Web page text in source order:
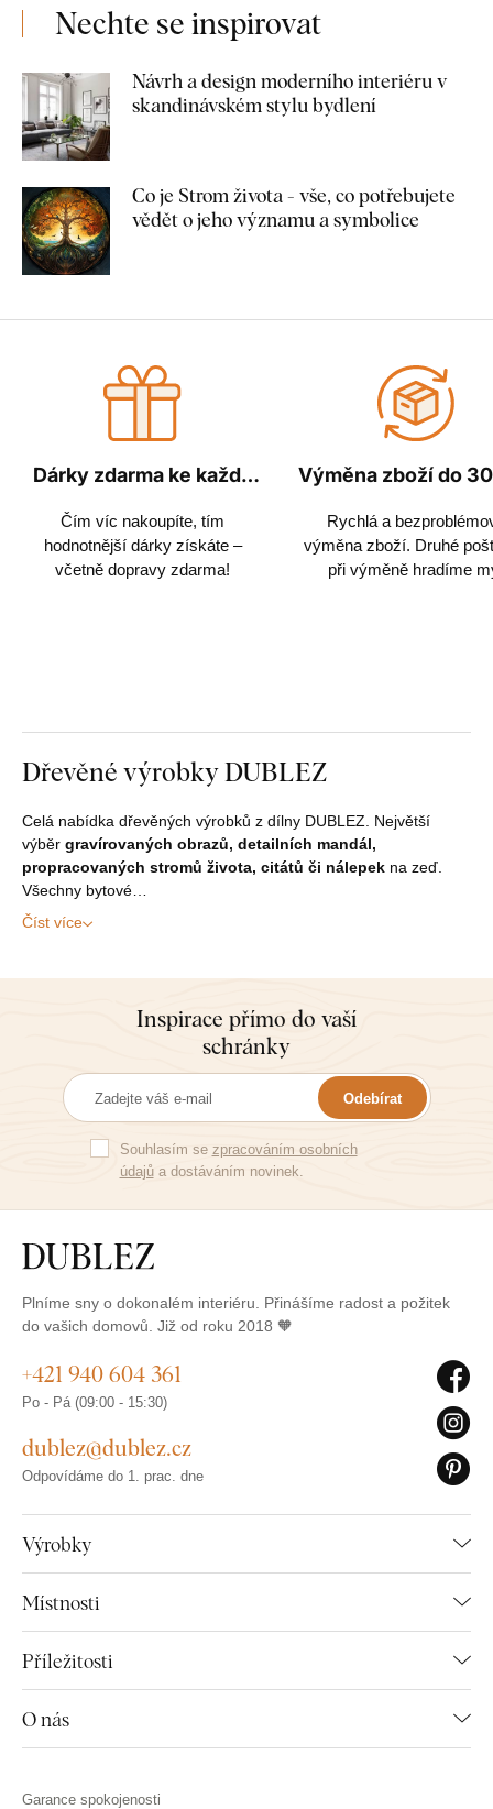
Nechte se inspirovat
Návrh a design moderního interiéru v
skandinávském stylu bydlení
Co je Strom života - vše, co potřebujete
vědět o jeho významu a symbolice
Dárky zdarma ke každé
Čím víc nakoupíte, tím
hodnotnější dárky získáte –
včetně dopravy zdarma!
Výměna zboží do
Rychlá a
výměna zboží. Druhé
při výměně hradíme
Dřevěné výrobky DUBLEZ
Celá nabídka dřevěných výrobků z dílny DUBLEZ. Největší
výběr gravírovaných obrazů, detailních mandál,
propracovaných stromů života, citátů či nálepek na zeď.
Všechny bytové…
Číst více
Inspirace přímo do vaší
schránky
Odebírat
Souhlasím se zpracováním osobních
údajůa dostáváním novinek.
Plníme sny o dokonalém interiéru. Přinášíme radost a požitek
do vašich domovů. Již od roku 2018 🧡
Výrobky
Místnosti
Příležitosti
O nás
+421 940 604 361
Po - Pá (09:00 - 15:30)
dublez@dublez.cz
Odpovídáme do 1. prac. dne
Garance spokojenosti